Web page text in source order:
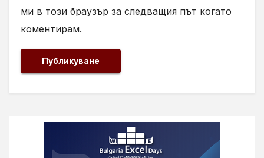
ми в този браузър за следващия път когато
коментирам.